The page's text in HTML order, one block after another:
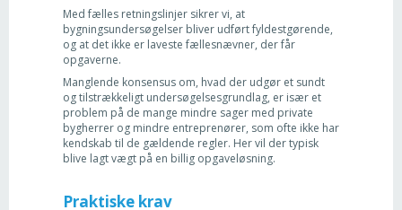
Med fælles retningslinjer sikrer vi, at
bygningsundersøgelser bliver udført fyldestgørende,
og at det ikke er laveste fællesnævner, der får
opgaverne.
Manglende konsensus om, hvad der udgør et sundt
og tilstrækkeligt undersøgelsesgrundlag, er især et
problem på de mange mindre sager med private
bygherrer og mindre entreprenører, som ofte ikke har
kendskab til de gældende regler. Her vil der typisk
blive lagt vægt på en billig opgaveløsning.
Praktiske krav